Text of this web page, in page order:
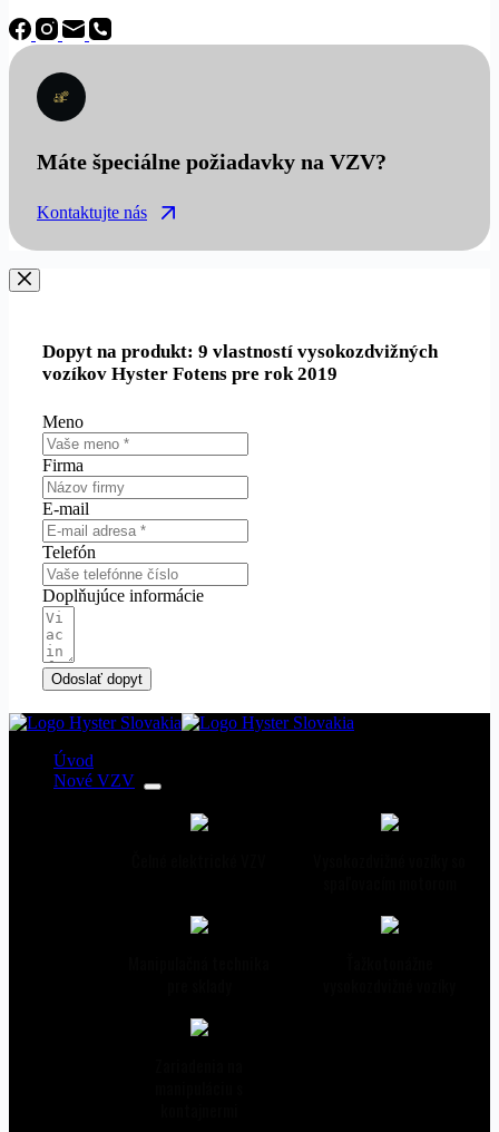
Máte špeciálne požiadavky na VZV?
Kontaktujte nás
Dopyt na produkt: 9 vlastností vysokozdvižných
vozíkov Hyster Fotens pre rok 2019
Meno
Firma
E-mail
Telefón
Doplňujúce informácie
Odoslať dopyt
Úvod
Nové VZV